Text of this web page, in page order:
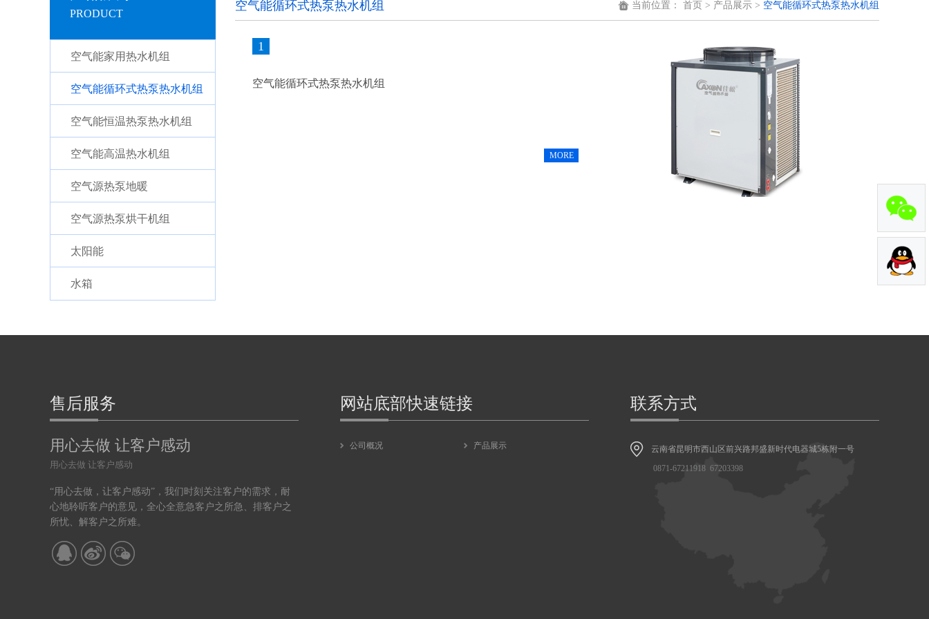
PRODUCT
空气能家用热水机组
空气能循环式热泵热水机组
空气能恒温热泵热水机组
空气能高温热水机组
空气源热泵地暖
空气源热泵烘干机组
太阳能
水箱
空气能循环式热泵热水机组 当前位置： 首页 > 产品展示 > 空气能循环式热泵热水机组
1
空气能循环式热泵热水机组
MORE
售后服务
用心去做 让客户感动
用心去做 让客户感动
“用心去做，让客户感动”，我们时刻关注客户的需求，耐
心地聆听客户的意见，全心全意急客户之所急、排客户之
所忧、解客户之所难。
网站底部快速链接
公司概况 产品展示
联系方式
云南省昆明市西山区前兴路邦盛新时代电器城5栋附一号
0871-67211918 67203398